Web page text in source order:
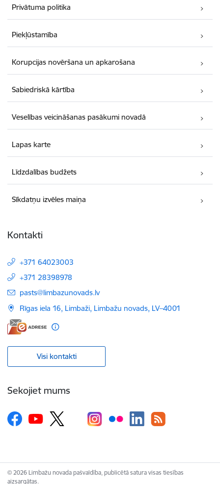
Privātuma politika
Piekļūstamība
Korupcijas novēršana un apkarošana
Sabiedriskā kārtība
Veselības veicināšanas pasākumi novadā
Lapas karte
Līdzdalības budžets
Sīkdatņu izvēles maiņa
Kontakti
+371 64023003
+371 28398978
E-pasts:
pasts@limbazunovads.lv
Rīgas iela 16, Limbaži, Limbažu novads, LV–4001
Visi kontakti
Sekojiet mums
© 2026 Limbažu novada pašvaldība, publicētā satura visas tiesības
aizsargātas.